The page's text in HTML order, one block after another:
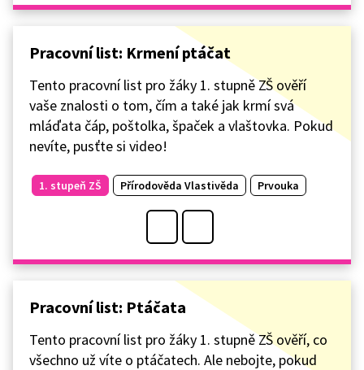
Pracovní list: Krmení ptáčat
Tento pracovní list pro žáky 1. stupně ZŠ ověří
vaše znalosti o tom, čím a také jak krmí svá
mláďata čáp, poštolka, špaček a vlaštovka. Pokud
nevíte, pusťte si video!
1. stupeň ZŠ Přírodověda Vlastivěda Prvouka
Pracovní list: Ptáčata
Tento pracovní list pro žáky 1. stupně ZŠ ověří, co
všechno už víte o ptáčatech. Ale nebojte, pokud